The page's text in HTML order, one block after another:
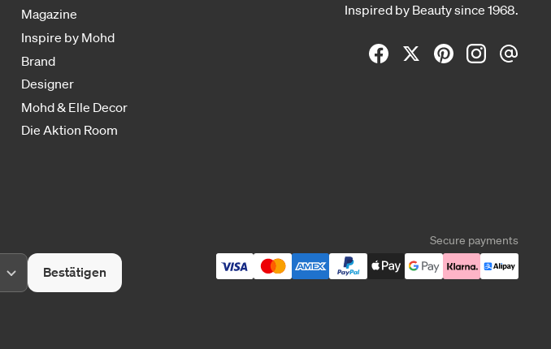
Inspired by Beauty since 1968.
Magazine
Inspire by Mohd
Brand
Designer
Mohd & Elle Decor
Die Aktion Room
Bestätigen
Secure payments